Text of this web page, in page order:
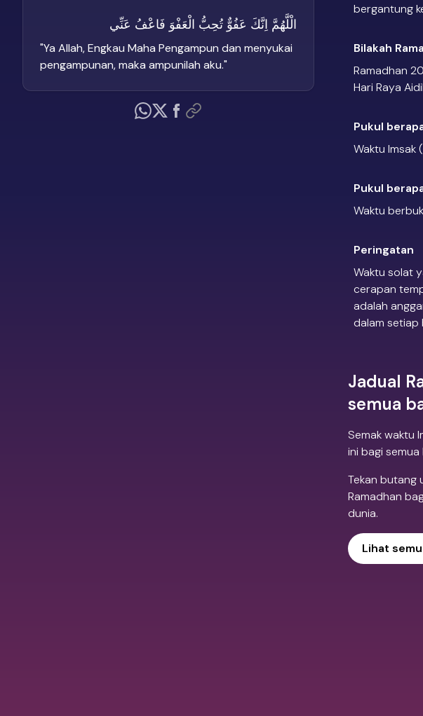
bergantung
Bilakah
Ramadhan
Hari Raya
Pukul
Waktu Imsak
Pukul
Waktu
Peringatan
Waktu solat
cerapan
adalah
dalam setiap
Jadual
semua
Semak waktu
ini bagi
Tekan butang
Ramadhan
dunia.
Lihat
الْلَّهُمَّ اِنَّكَ عَفُوٌّ تُحِبُّ الْعَفْوَ فَاعْفُ عَنِّي
"Ya Allah, Engkau Maha Pengampun dan menyukai
pengampunan, maka ampunilah aku."